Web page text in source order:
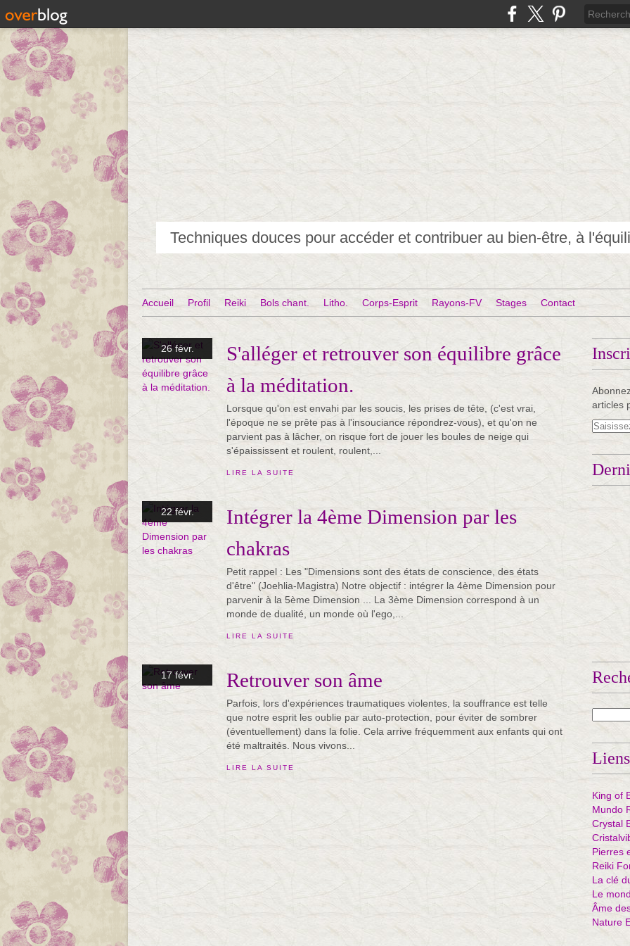
Accueil Profil Reiki Bols chant. Litho. Corps-Esprit Rayons-FV Stages Contact
26 févr.
S'alléger et retrouver son équilibre grâce
à la méditation.
Lorsque qu'on est envahi par les soucis, les prises de tête, (c'est vrai,
l'époque ne se prête pas à l'insouciance répondrez-vous), et qu'on ne
parvient pas à lâcher, on risque fort de jouer les boules de neige qui
s'épaississent et roulent, roulent,...
LIRE LA SUITE
22 févr.
Intégrer la 4ème Dimension par les
chakras
Petit rappel : Les "Dimensions sont des états de conscience, des états
d'être" (Joehlia-Magistra) Notre objectif : intégrer la 4ème Dimension pour
parvenir à la 5ème Dimension ... La 3ème Dimension correspond à un
monde de dualité, un monde où l'ego,...
LIRE LA SUITE
17 févr. Retrouver son âme
Parfois, lors d'expériences traumatiques violentes, la souffrance est telle
que notre esprit les oublie par auto-protection, pour éviter de sombrer
(éventuellement) dans la folie. Cela arrive fréquemment aux enfants qui ont
été maltraités. Nous vivons...
LIRE LA SUITE
articles
King of
Mundo
Crystal
Pierres
Reiki
La clé
Le
Âme
Nature